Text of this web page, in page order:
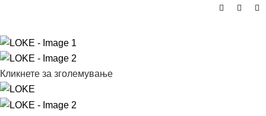
Кликнете за зголемување